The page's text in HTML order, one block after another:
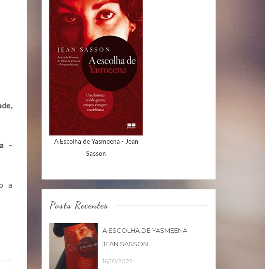
–
a
A Escolha de Yasmeena - Jean
Sasson
Posts Recentes
A ESCOLHA DE YASMEENA –
JEAN SASSON
16/10/2022